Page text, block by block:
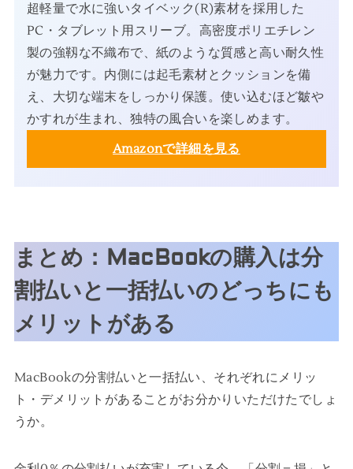
超軽量で水に強いタイベック(R)素材を採用した
PC・タブレット用スリーブ。高密度ポリエチレン
製の強靱な不織布で、紙のような質感と高い耐久性
が魅力です。内側には起毛素材とクッションを備
え、大切な端末をしっかり保護。使い込むほど皺や
かすれが生まれ、独特の風合いを楽しめます。
Amazonで詳細を見る
まとめ：MacBookの購入は分
割払いと一括払いのどっちにも
メリットがある
MacBookの分割払いと一括払い、それぞれにメリッ
ト・デメリットがあることがお分かりいただけたでしょ
うか。